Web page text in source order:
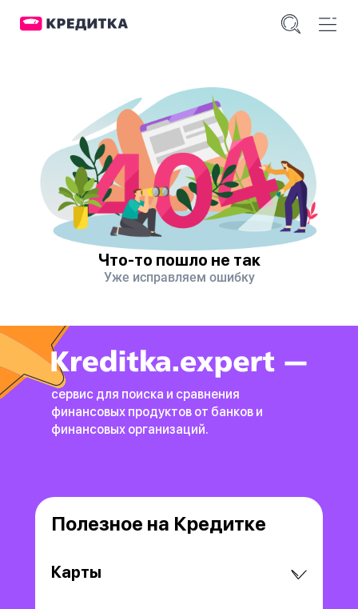
Что-то пошло не так
Уже исправляем ошибку
сервис для поиска и сравнения
финансовых продуктов от банков и
финансовых организаций.
Полезное на Кредитке
Карты